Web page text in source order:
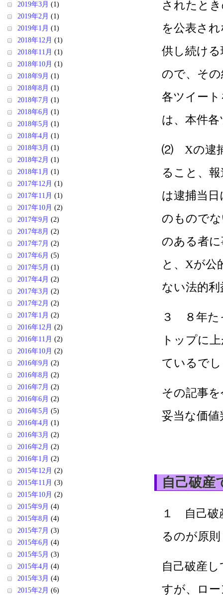
されたと
を公表さ
供し続け
ので、そ
各ツイー
は、本件
⑵ Xの逮捕
ること、
は逮捕当
のもので
のある者
と、Xが公
ない法的
３ ８年た
トップに
ているで
その記事
妥当な価
自己破産
１ 自己破
るのが原則
自己破産
すが、ロ
2019年3月 (1)
2019年2月 (1)
2019年1月 (1)
2018年12月 (1)
2018年11月 (1)
2018年10月 (1)
2018年9月 (1)
2018年8月 (1)
2018年7月 (1)
2018年6月 (1)
2018年5月 (1)
2018年4月 (1)
2018年3月 (1)
2018年2月 (1)
2018年1月 (1)
2017年12月 (1)
2017年11月 (1)
2017年10月 (2)
2017年9月 (2)
2017年8月 (2)
2017年7月 (2)
2017年6月 (5)
2017年5月 (1)
2017年4月 (2)
2017年3月 (2)
2017年2月 (2)
2017年1月 (2)
2016年12月 (2)
2016年11月 (2)
2016年10月 (2)
2016年9月 (2)
2016年8月 (2)
2016年7月 (2)
2016年6月 (2)
2016年5月 (5)
2016年4月 (1)
2016年3月 (2)
2016年2月 (2)
2016年1月 (2)
2015年12月 (2)
2015年11月 (3)
2015年10月 (2)
2015年9月 (4)
2015年8月 (4)
2015年7月 (3)
2015年6月 (4)
2015年5月 (3)
2015年4月 (4)
2015年3月 (4)
2015年2月 (6)